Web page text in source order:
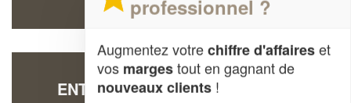
ENTREPRISE FABLAZ85 (SARL)
professionnel ?
Augmentez votrechiffre d'affaireset
vos margestout en gagnant de
nouveaux clients !